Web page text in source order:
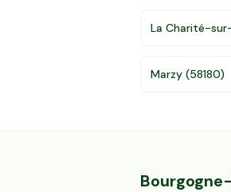
La Charité-
Marzy (58180)